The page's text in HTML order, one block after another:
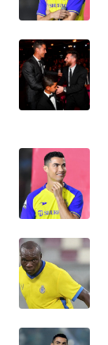
WN
WN
SERAMBI
JAMBI
WN
SULTRA
WN
NTB
WN
SULTENG